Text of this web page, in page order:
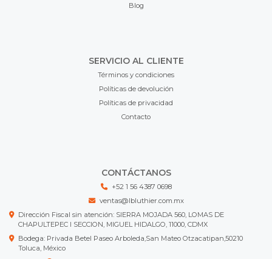
Blog
SERVICIO AL CLIENTE
Términos y condiciones
Políticas de devolución
Políticas de privacidad
Contacto
CONTÁCTANOS
+52 1 56 4387 0698
ventas@lbluthier.com.mx
Dirección Fiscal sin atención: SIERRA MOJADA 560, LOMAS DE
CHAPULTEPEC I SECCION, MIGUEL HIDALGO, 11000, CDMX
Bodega: Privada Betel Paseo Arboleda,San Mateo Otzacatipan,50210
Toluca, México